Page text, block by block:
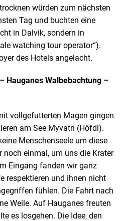
würden zum nächsten
Tag und buchten eine
in Dalvik, sondern in
watching tour operator“).
des Hotels angelacht.
Hauganes Walbebachtung –
vollgefutterten Magen gingen
am See Myvatn (Höfdi).
Menschenseele um diese
einmal, um uns die Krater
Eingang fanden wir ganz
respektieren und ihnen nicht
fühlen. Die Fahrt nach
Weile. Auf Hauganes freuten
es losgehen. Die Idee, den